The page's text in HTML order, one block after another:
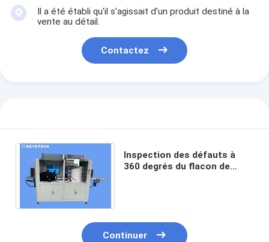
Il a été établi qu'il s'agissait d'un produit destiné à la
vente au détail.
Contactez
Inspection des défauts à
360 degrés du flacon de
Continuer